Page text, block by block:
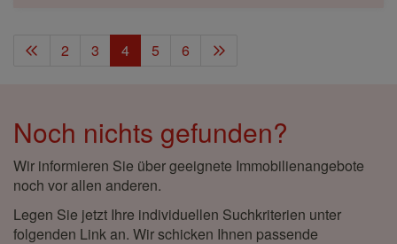
2 3 4 5 6
Noch nichts gefunden?
Wir informieren Sie über geeignete Immobilienangebote
noch vor allen anderen.
Legen Sie jetzt Ihre individuellen Suchkriterien unter
folgenden Link an. Wir schicken Ihnen passende